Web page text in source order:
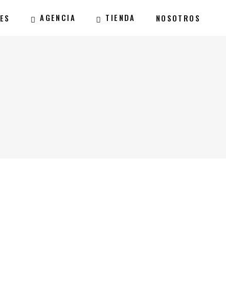
AGENCIA TIENDA NOSOTROS